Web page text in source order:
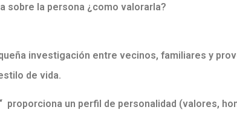
sobre la persona ¿como valorarla?
investigación entre vecinos, familiares y
de vida.
proporciona un perfil de personalidad (valores,